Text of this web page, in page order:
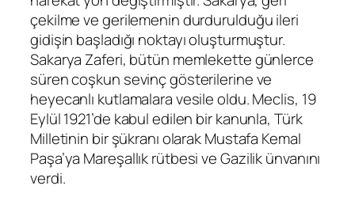
çekilme ve gerilemenin durdurulduğu ileri
gidişin başladığı noktayı oluşturmuştur.
Sakarya Zaferi, bütün memlekette günlerce
süren coşkun sevinç gösterilerine ve
heyecanlı kutlamalara vesile oldu. Meclis, 19
Eylül 1921’de kabul edilen bir kanunla, Türk
Milletinin bir şükranı olarak Mustafa Kemal
Paşa’ya Mareşallık rütbesi ve Gazilik ünvanını
verdi.